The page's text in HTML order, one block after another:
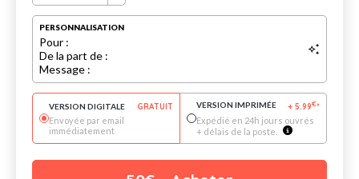
PERSONNALISATION
Pour :
De la part de :
Message :
VERSION DIGITALE
GRATUIT
Envoyée par email
immédiatement
VERSION IMPRIMÉE + 5.99€*
Expédié en 24h jours ouvrés
+ délais de la poste.